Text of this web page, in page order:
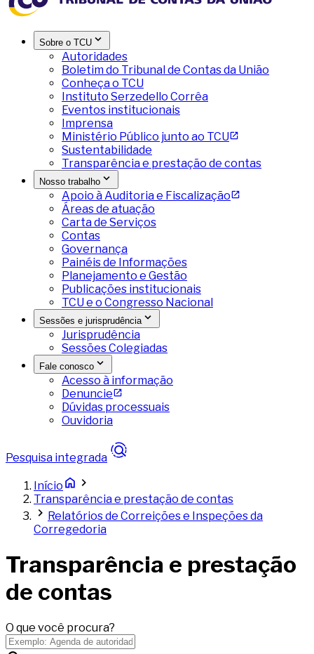
Sobre o TCU
Autoridades
Boletim do Tribunal de Contas da União
Conheça o TCU
Instituto Serzedello Corrêa
Eventos institucionais
Imprensa
Ministério Público junto ao TCU
Sustentabilidade
Transparência e prestação de contas
Nosso trabalho
Apoio à Auditoria e Fiscalização
Áreas de atuação
Carta de Serviços
Contas
Governança
Painéis de Informações
Planejamento e Gestão
Publicações institucionais
TCU e o Congresso Nacional
Sessões e jurisprudência
Jurisprudência
Sessões Colegiadas
Fale conosco
Acesso à informação
Denuncie
Dúvidas processuais
Ouvidoria
Pesquisa integrada
Início
Transparência e prestação de contas
Relatórios de Correições e Inspeções da
Corregedoria
Transparência e prestação
de contas
O que você procura?